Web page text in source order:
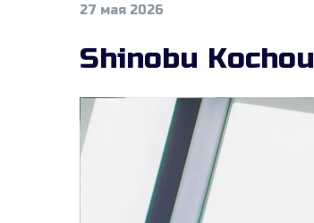
27 мая 2026
Shinobu Kochou